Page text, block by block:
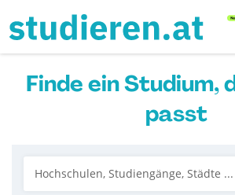
Finde ein Studium,
passt